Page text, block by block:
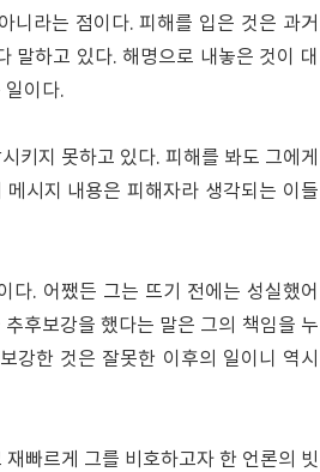
니라는 점이다. 피해를 입은 것은 과거
말하고 있다. 해명으로 내놓은 것이 대
일이다.
키지 못하고 있다. 피해를 봐도 그에게
시지 내용은 피해자라 생각되는 이들
다. 어쨌든 그는 뜨기 전에는 성실했어
후보강을 했다는 말은 그의 책임을 누
강한 것은 잘못한 이후의 일이니 역시
빠르게 그를 비호하고자 한 언론의 빗